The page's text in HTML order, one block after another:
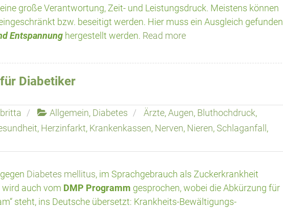
große Verantwortung, Zeit- und Leistungsdruck. Meistens können
bzw. beseitigt werden. Hier muss ein Ausgleich gefunden
Entspannung hergestellt werden. Read more
Diabetiker
britta Allgemein, Diabetes Ärzte,Augen, Bluthochdruck,
, Herzinfarkt, Krankenkassen, Nerven, Nieren, Schlaganfall ,
Diabetes mellitus, im Sprachgebrauch als Zuckerkrankheit
wird auch vom DMP Programm gesprochen, wobei die Abkürzung für
steht, ins Deutsche übersetzt: Krankheits-Bewältigungs-